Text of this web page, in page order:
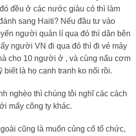
đều ở các nước giàu có thì làm
sang Haiti? Nếu đầu tư vào
người quản lí qua đó thì dân bên
người VN đi qua đó thì đi vé máy
cho 10 người ở , và cùng nấu cơm
là họ cạnh tranh ko nổi rồi.
nghèo thì chúng tôi nghĩ các cách
mấy công ty khác.
cũng là muốn củng cố tổ chức,